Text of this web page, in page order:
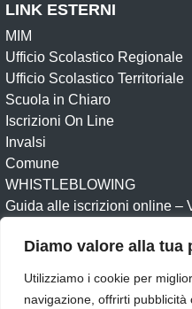
Diamo valore alla tua
Utilizziamo i cookie per
navigazione, offrirti
LINK ESTERNI
MIM
Ufficio Scolastico Regionale
Ufficio Scolastico Territoriale
Scuola in Chiaro
Iscrizioni On Line
Invalsi
Comune
WHISTLEBLOWING
Guida alle iscrizioni online –
Amministrazione
CircolariDichiarazione di
Obiettivi di accessibilità